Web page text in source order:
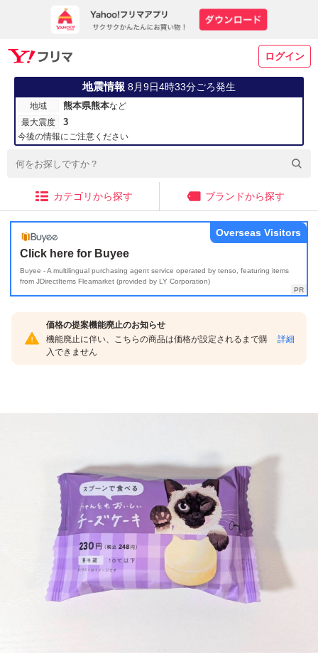
ログイン
地震情報 8月9日4時33分ごろ発生
地域 熊本県熊本など
最大震度
3
今後の情報にご注意ください
カテゴリから探す ブランドから探す
Click here for Buyee
Buyee - A multilingual purchasing agent service operated by tenso, featuring items
from JDirectItems Fleamarket (provided by LY Corporation)
Overseas Visitors
価格の提案機能廃止のお知らせ
機能廃止に伴い、こちらの商品は価格が設定されるまで購
入できません
詳細